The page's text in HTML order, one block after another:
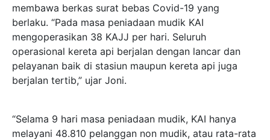
membawa berkas surat bebas Covid-19 yang
berlaku. “Pada masa peniadaan mudik KAI
mengoperasikan 38 KAJJ per hari. Seluruh
operasional kereta api berjalan dengan lancar dan
pelayanan baik di stasiun maupun kereta api juga
berjalan tertib,” ujar Joni.
“Selama 9 hari masa peniadaan mudik, KAI hanya
melayani 48.810 pelanggan non mudik, atau rata-rata